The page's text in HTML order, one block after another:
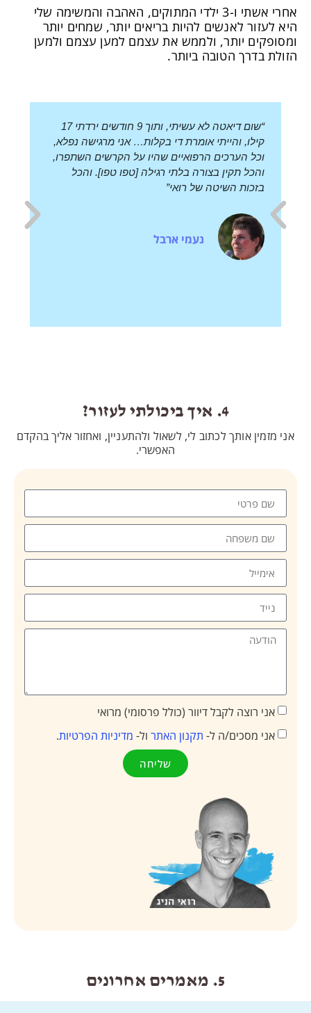
אחרי אשתי ו-3 ילדי המתוקים, האהבה והמשימה שלי
להיות בריאים יותר, שמחים יותר
יותר, ולממש את עצמם למען עצמם ולמען
הטובה ביותר.
“שום דיאטה לא עשיתי, ותוך 9 חודשים ירדתי 17
והייתי אומרת די בקלות… אני מרגישה נפלא,
הרפואיים שהיו על הקרשים השתפרו,
תקין בצורה בלתי רגילה [טפו טפו]. והכל
השיטה של רואי”
נעמי ארבל
תודה רבה על
התזונה. לא רק
רקדנית שליווה
מהמראה. תודה
לכתוב לי, לשאול ולהתעניין, ואחזור אליך בהקדם
לקבל דיוור (כולל פרסומי) מרואי
ה ל-תקנון האתר ול-מדיניות הפרטיות.